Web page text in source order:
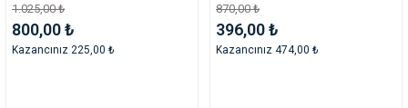
1.025,00 ₺
800,00 ₺
Kazancınız 225,00 ₺
870,00 ₺
396,00 ₺
Kazancınız 474,00 ₺